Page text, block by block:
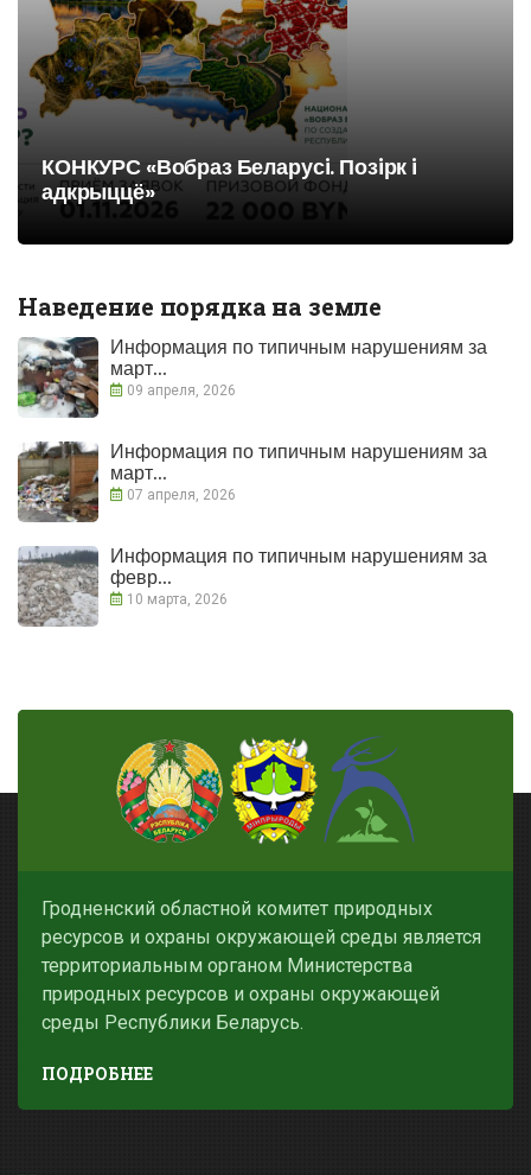
КОНКУРС «Вобраз Беларусi. Позiрк i
адкрыццё»
Наведение порядка на земле
Информация по типичным нарушениям за
март...
09 апреля, 2026
Информация по типичным нарушениям за
март...
07 апреля, 2026
Информация по типичным нарушениям за
февр...
10 марта, 2026
Гродненский областной комитет природных
ресурсов и охраны окружающей среды является
территориальным органом Министерства
природных ресурсов и охраны окружающей
среды Республики Беларусь.
ПОДРОБНЕЕ